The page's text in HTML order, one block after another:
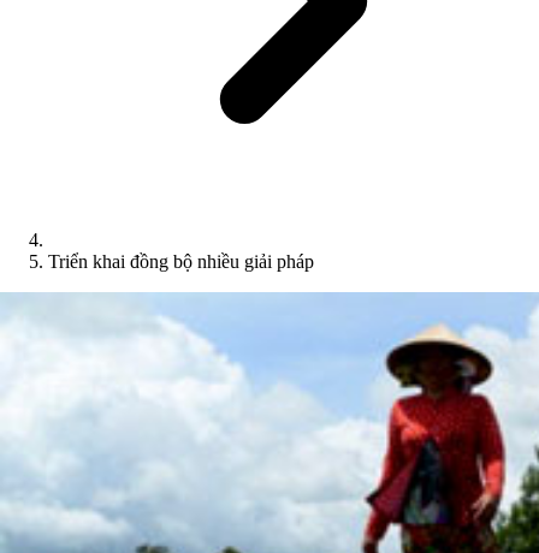
Triển khai đồng bộ nhiều giải pháp